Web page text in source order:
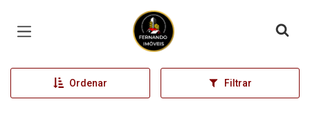
Página inicial
Ordenar Filtrar